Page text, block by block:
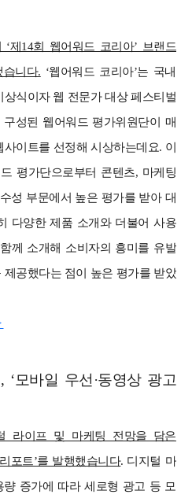
제14회 웹어워드 코리아’ 브랜드
습니다. ‘웹어워드 코리아’는 국내
식이자 웹 전문가 대상 페스티벌
성된 웹어워드 평가위원단이 매
이트를 선정해 시상하는데요. 이
평가단으로부터 콘텐츠, 마케팅
성 부문에서 높은 평가를 받아 대
다양한 제품 소개와 더불어 사용
께 소개해 소비자의 흥미를 유발
공했다는 점이 높은 평가를 받았
‘모바일 우선·동영상 광고
라이프 및 마케팅 전망을 담은
포트’를 발행했습니다. 디지털 마
증가에 따라 세로형 광고 등 모